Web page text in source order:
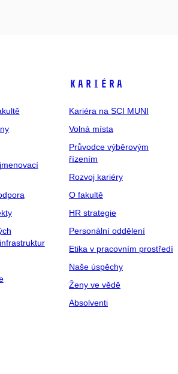
Kariéra
Kariéra na SCI MUNI
Volná místa
Průvodce výběrovým
řízením
Rozvoj kariéry
O fakultě
HR strategie
Personální oddělení
Etika v pracovním prostředí
Naše úspěchy
Ženy ve vědě
Absolventi